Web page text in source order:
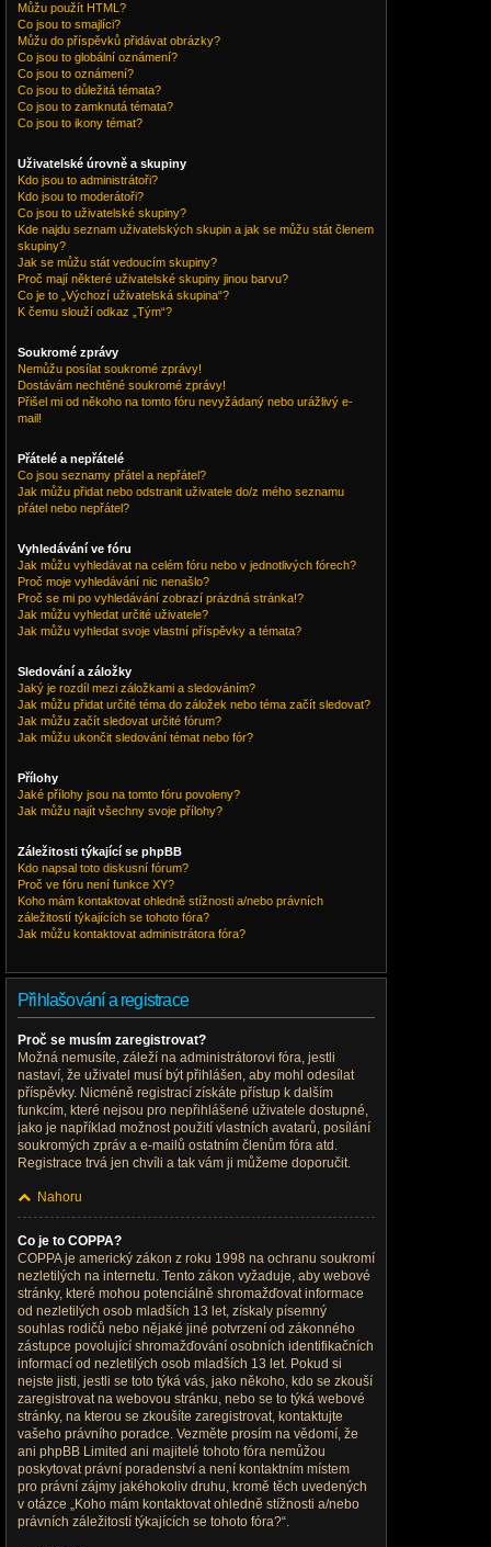
Můžu použít HTML?
Co jsou to smajlíci?
Můžu do příspěvků přidávat obrázky?
Co jsou to globální oznámení?
Co jsou to oznámení?
Co jsou to důležitá témata?
Co jsou to zamknutá témata?
Co jsou to ikony témat?
Uživatelské úrovně a skupiny
Kdo jsou to administrátoři?
Kdo jsou to moderátoři?
Co jsou to uživatelské skupiny?
Kde najdu seznam uživatelských skupin a jak se můžu stát členem
skupiny?
Jak se můžu stát vedoucím skupiny?
Proč mají některé uživatelské skupiny jinou barvu?
Co je to „Výchozí uživatelská skupina“?
K čemu slouží odkaz „Tým“?
Soukromé zprávy
Nemůžu posílat soukromé zprávy!
Dostávám nechtěné soukromé zprávy!
Přišel mi od někoho na tomto fóru nevyžádaný nebo urážlivý e-
mail!
Přátelé a nepřátelé
Co jsou seznamy přátel a nepřátel?
Jak můžu přidat nebo odstranit uživatele do/z mého seznamu
přátel nebo nepřátel?
Vyhledávání ve fóru
Jak můžu vyhledávat na celém fóru nebo v jednotlivých fórech?
Proč moje vyhledávání nic nenašlo?
Proč se mi po vyhledávání zobrazí prázdná stránka!?
Jak můžu vyhledat určité uživatele?
Jak můžu vyhledat svoje vlastní příspěvky a témata?
Sledování a záložky
Jaký je rozdíl mezi záložkami a sledováním?
Jak můžu přidat určité téma do záložek nebo téma začít sledovat?
Jak můžu začít sledovat určité fórum?
Jak můžu ukončit sledování témat nebo fór?
Přílohy
Jaké přílohy jsou na tomto fóru povoleny?
Jak můžu najít všechny svoje přílohy?
Záležitosti týkající se phpBB
Kdo napsal toto diskusní fórum?
Proč ve fóru není funkce XY?
Koho mám kontaktovat ohledně stížnosti a/nebo právních
záležitostí týkajících se tohoto fóra?
Jak můžu kontaktovat administrátora fóra?
Přihlašování a registrace
Proč se musím zaregistrovat?
Možná nemusíte, záleží na administrátorovi fóra, jestli
nastaví, že uživatel musí být přihlášen, aby mohl odesílat
příspěvky. Nicméně registrací získáte přístup k dalším
funkcím, které nejsou pro nepřihlášené uživatele dostupné,
jako je například možnost použití vlastních avatarů, posílání
soukromých zpráv a e-mailů ostatním členům fóra atd.
Registrace trvá jen chvíli a tak vám ji můžeme doporučit.
Nahoru
Co je to COPPA?
COPPA je americký zákon z roku 1998 na ochranu soukromí
nezletilých na internetu. Tento zákon vyžaduje, aby webové
stránky, které mohou potenciálně shromažďovat informace
od nezletilých osob mladších 13 let, získaly písemný
souhlas rodičů nebo nějaké jiné potvrzení od zákonného
zástupce povolující shromažďování osobních identifikačních
informací od nezletilých osob mladších 13 let. Pokud si
nejste jisti, jestli se toto týká vás, jako někoho, kdo se zkouší
zaregistrovat na webovou stránku, nebo se to týká webové
stránky, na kterou se zkoušíte zaregistrovat, kontaktujte
vašeho právního poradce. Vezměte prosím na vědomí, že
ani phpBB Limited ani majitelé tohoto fóra nemůžou
poskytovat právní poradenství a není kontaktním místem
pro právní zájmy jakéhokoliv druhu, kromě těch uvedených
v otázce „Koho mám kontaktovat ohledně stížnosti a/nebo
právních záležitostí týkajících se tohoto fóra?“.